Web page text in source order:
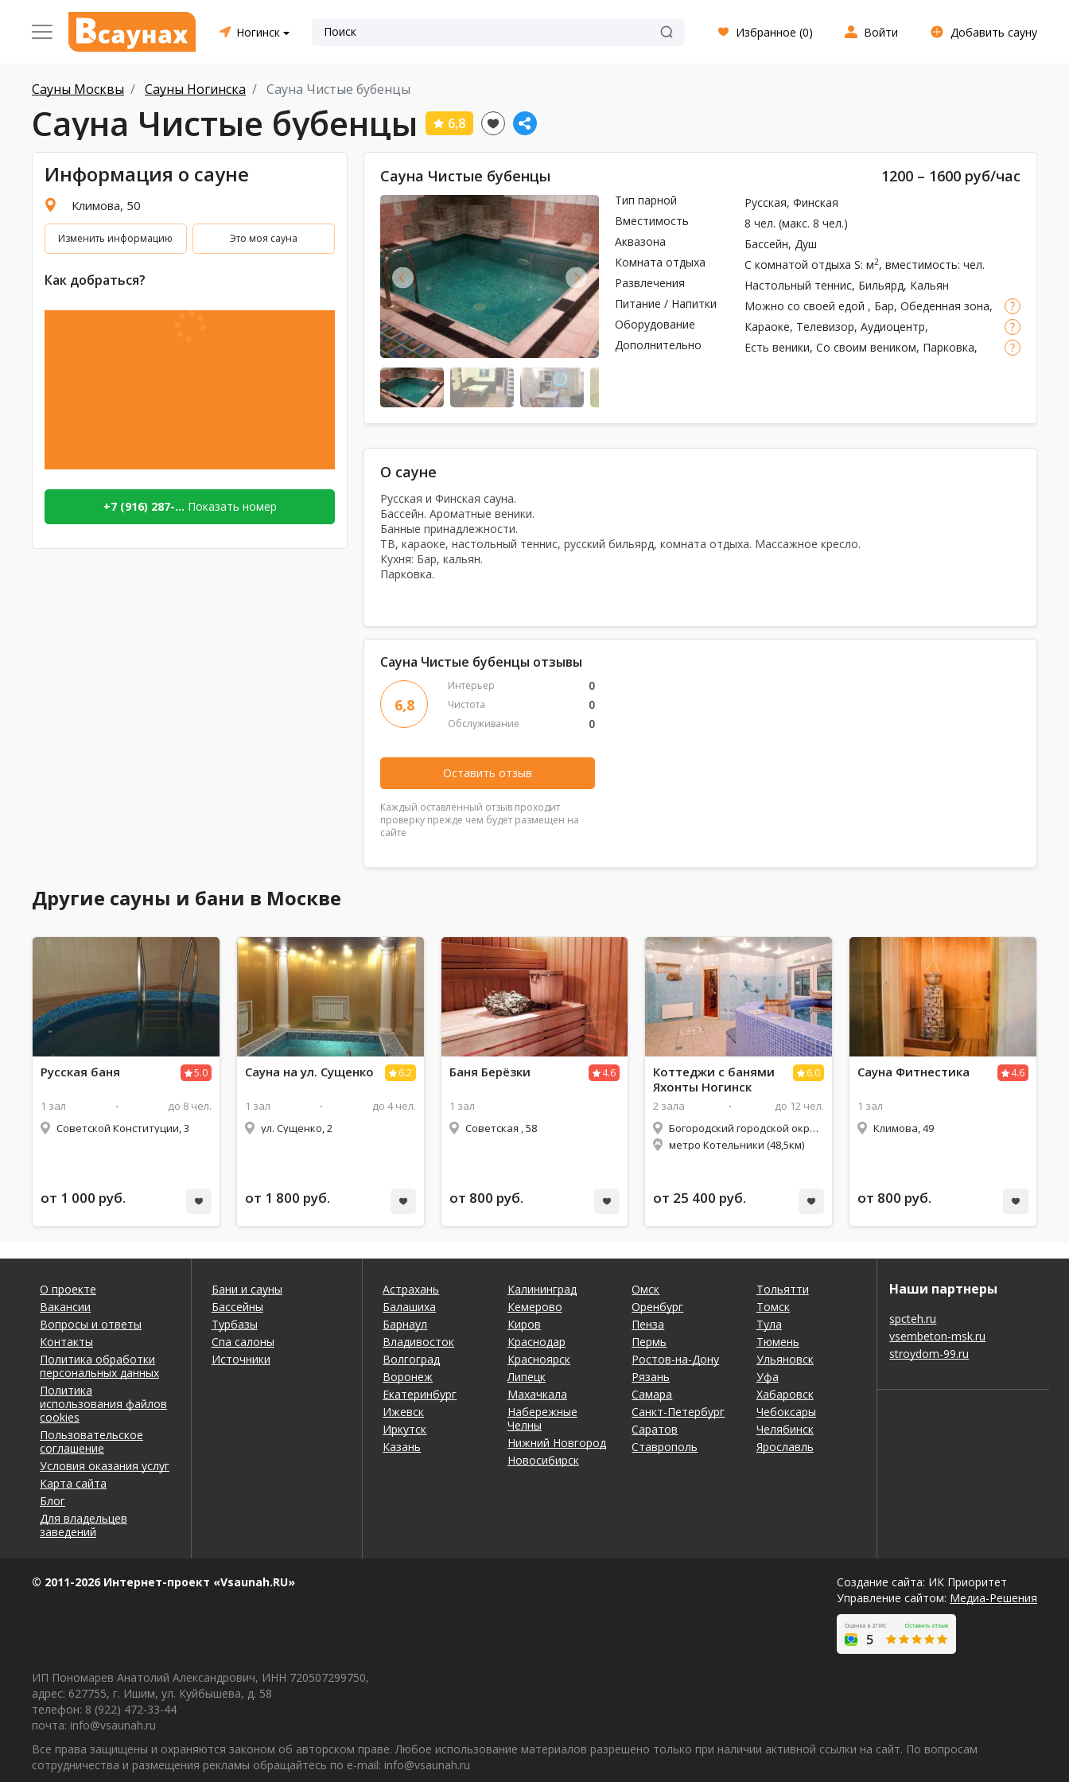
Ногинск Избранное (0) Войти Добавить сауну
Сауны Москвы Сауны Ногинска Сауна Чистые бубенцы
Сауна Чистые бубенцы 6,8
Информация о сауне
Климова, 50
Изменить информацию Это моя сауна
Как добраться?
+7 (916) 287-... Показать номер
Сауна Чистые бубенцы 1200 – 1600 руб/час
Тип парной Русская,Финская
Вместимость
8 чел. (макс. 8 чел.)
Аквазона
Бассейн,Душ
Комната отдыха
С комнатой отдыха S: м2, вместимость: чел.
Развлечения
Настольный теннис, Бильярд, Кальян
Питание / Напитки
Можно со своей едой , Бар, Обеденная зона,
Чай
Оборудование Караоке, Телевизор,Аудиоцентр,
Кондиционер,WI-FI,Массажное кресло
Дополнительно Есть веники,Со своим веником, Парковка,
О сауне
Русская и Финская сауна.
Бассейн. Ароматные веники.
Банные принадлежности.
ТВ, караоке, настольный теннис, русский бильярд, комната отдыха. Массажное кресло.
Кухня: Бар, кальян.
Парковка.
Сауна Чистые бубенцы отзывы
6,8
Интерьер 0
Чистота 0
Обслуживание 0
Оставить отзыв
Каждый оставленный отзыв проходит
проверку прежде чем будет размещен на
сайте
Другие сауны и бани в Москве
5.0
Русская баня
1 зал
до 8 чел.
Советской Конституции, 3
от 1 000 руб.
6.2
Сауна на ул. Сущенко
1 зал
до 4 чел.
ул. Сущенко, 2
от 1 800 руб.
4.6
Баня Берёзки
1 зал
Советская , 58
от 800 руб.
6.0
Коттеджи с банями
Яхонты Ногинск
2 зала
до 12 чел.
Богородский городской округ, деревня Жилино
метро Котельники (48,5км)
от 25 400 руб.
4.6
Сауна Фитнестика
1 зал
Климова, 49
от 800 руб.
О проекте
Вакансии
Вопросы и ответы
Контакты
Политика обработки
персональных данных
Политика
использования файлов
cookies
Пользовательское
соглашение
Условия оказания услуг
Карта сайта
Блог
Для владельцев
заведений
Бани и сауны
Бассейны
Турбазы
Спа салоны
Источники
Астрахань
Балашиха
Барнаул
Владивосток
Волгоград
Воронеж
Екатеринбург
Ижевск
Иркутск
Казань
Калининград
Кемерово
Киров
Краснодар
Красноярск
Липецк
Махачкала
Набережные
Челны
Нижний Новгород
Новосибирск
Омск
Оренбург
Пенза
Пермь
Ростов-на-Дону
Рязань
Самара
Санкт-Петербург
Саратов
Ставрополь
Тольятти
Томск
Тула
Тюмень
Ульяновск
Уфа
Хабаровск
Чебоксары
Челябинск
Ярославль
Наши партнеры
spcteh.ru
vsembeton-msk.ru
stroydom-99.ru
© 2011-2026 Интернет-проект «Vsaunah.RU»
Создание сайта: ИК Приоритет
Управление сайтом: Медиа-Решения
ИП Пономарев Анатолий Александрович, ИНН 720507299750,
адрес: 627755, г. Ишим, ул. Куйбышева, д. 58
телефон: 8 (922) 472-33-44
почта: info@vsaunah.ru
Все права защищены и охраняются законом об авторском праве. Любое использование материалов разрешено только при наличии активной ссылки на сайт. По вопросам
сотрудничества и размещения рекламы обращайтесь по e-mail: info@vsaunah.ru